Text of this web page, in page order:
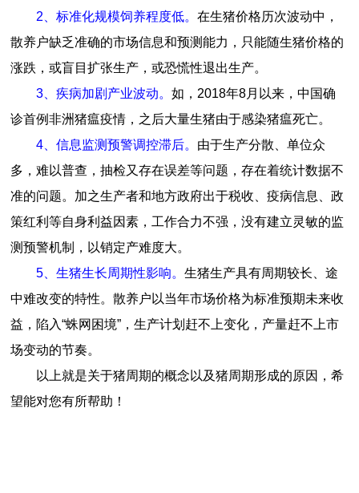
2、标准化规模饲养程度低。在生猪价格历次波动中，
散养户缺乏准确的市场信息和预测能力，只能随生猪价格的
涨跌，或盲目扩张生产，或恐慌性退出生产。
3、疾病加剧产业波动。如，2018年8月以来，中国确
诊首例非洲猪瘟疫情，之后大量生猪由于感染猪瘟死亡。
4、信息监测预警调控滞后。 由于生产分散、单位众
多，难以普查，抽检又存在误差等问题，存在着统计数据不
准的问题。加之生产者和地方政府出于税收、疫病信息、政
策红利等自身利益因素，工作合力不强，没有建立灵敏的监
测预警机制，以销定产难度大。
5、生猪生长周期性影响。生猪生产具有周期较长、途
中难改变的特性。散养户以当年市场价格为标准预期未来收
益，陷入“蛛网困境”，生产计划赶不上变化，产量赶不上市
场变动的节奏。
以上就是关于猪周期的概念以及猪周期形成的原因，希
望能对您有所帮助！